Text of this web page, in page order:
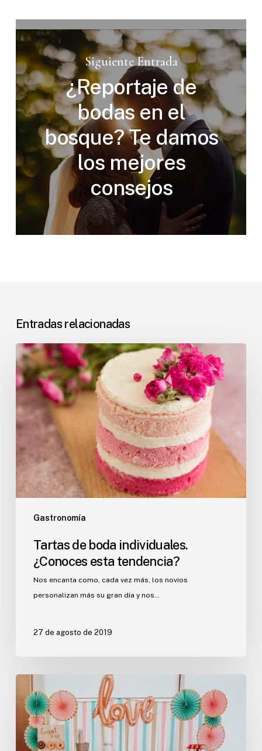
Siguiente Entrada
¿Reportaje de
bodas en el
bosque? Te damos
los mejores
consejos
Entradas relacionadas
Gastronomía
Tartas
de
boda
individuales.
¿Conoces
esta
tendencia?
Tartas de boda individuales.
¿Conoces esta tendencia?
Nos encanta como, cada vez más, los novios
personalizan más su gran día y nos…
27 de agosto de 2019
Dulce
o
salado.
¿Qué
aperitivos